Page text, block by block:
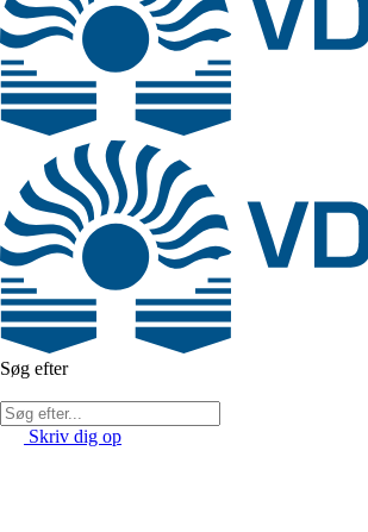
Søg efter
Skriv dig op